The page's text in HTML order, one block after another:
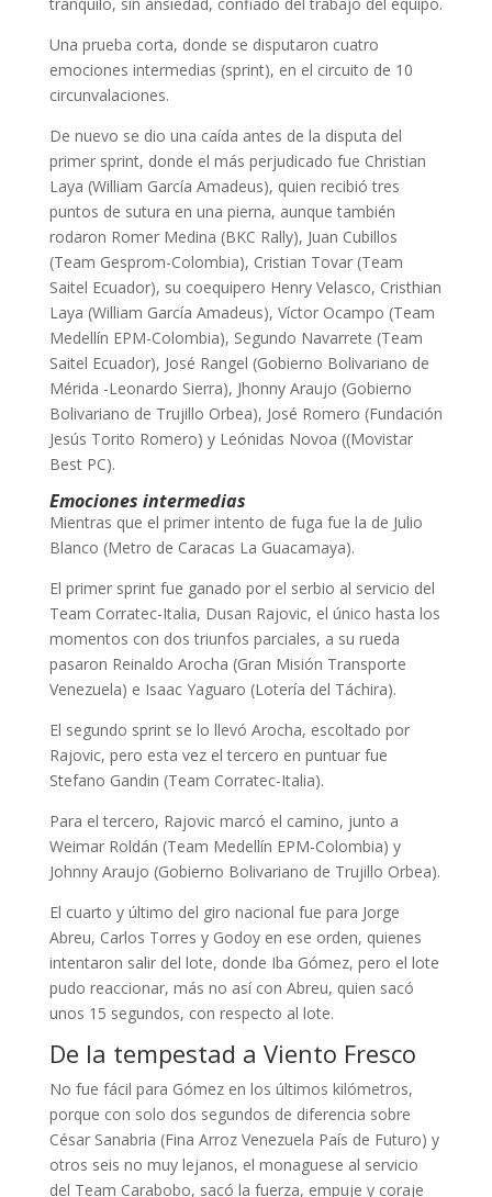
Una prueba corta, donde se disputaron cuatro
emociones intermedias (sprint), en el circuito de 10
circunvalaciones.
De nuevo se dio una caída antes de la disputa del
primer sprint, donde el más perjudicado fue Christian
Laya (William García Amadeus), quien recibió tres
puntos de sutura en una pierna, aunque también
rodaron Romer Medina (BKC Rally), Juan Cubillos
(Team Gesprom-Colombia), Cristian Tovar (Team
Saitel Ecuador), su coequipero Henry Velasco, Cristhian
Laya (William García Amadeus), Víctor Ocampo (Team
Medellín EPM-Colombia), Segundo Navarrete (Team
Saitel Ecuador), José Rangel (Gobierno Bolivariano de
Mérida -Leonardo Sierra), Jhonny Araujo (Gobierno
Bolivariano de Trujillo Orbea), José Romero (Fundación
Jesús Torito Romero) y Leónidas Novoa ((Movistar
Best PC).
Emociones intermedias
Mientras que el primer intento de fuga fue la de Julio
Blanco (Metro de Caracas La Guacamaya).
El primer sprint fue ganado por el serbio al servicio del
Team Corratec-Italia, Dusan Rajovic, el único hasta los
momentos con dos triunfos parciales, a su rueda
pasaron Reinaldo Arocha (Gran Misión Transporte
Venezuela) e Isaac Yaguaro (Lotería del Táchira).
El segundo sprint se lo llevó Arocha, escoltado por
Rajovic, pero esta vez el tercero en puntuar fue
Stefano Gandin (Team Corratec-Italia).
Para el tercero, Rajovic marcó el camino, junto a
Weimar Roldán (Team Medellín EPM-Colombia) y
Johnny Araujo (Gobierno Bolivariano de Trujillo Orbea).
El cuarto y último del giro nacional fue para Jorge
Abreu, Carlos Torres y Godoy en ese orden, quienes
intentaron salir del lote, donde Iba Gómez, pero el lote
pudo reaccionar, más no así con Abreu, quien sacó
unos 15 segundos, con respecto al lote.
De la tempestad a Viento Fresco
No fue fácil para Gómez en los últimos kilómetros,
porque con solo dos segundos de diferencia sobre
César Sanabria (Fina Arroz Venezuela País de Futuro) y
otros seis no muy lejanos, el monaguese al servicio
del Team Carabobo, sacó la fuerza, empuje y coraje